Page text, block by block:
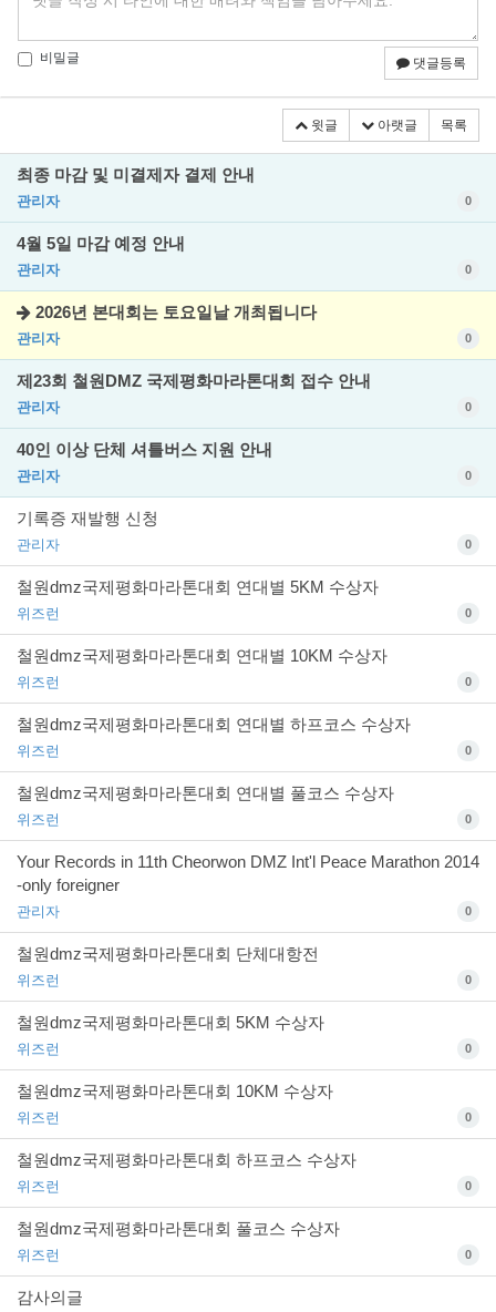
비밀글 댓글등록
윗글 아랫글 목록
최종 마감 및 미결제자 결제 안내
관리자 0
4월 5일 마감 예정 안내
관리자 0
2026년 본대회는 토요일날 개최됩니다
관리자 0
제23회 철원DMZ 국제평화마라톤대회 접수 안내
관리자 0
40인 이상 단체 셔틀버스 지원 안내
관리자 0
기록증 재발행 신청
관리자 0
철원dmz국제평화마라톤대회 연대별 5KM 수상자
위즈런 0
철원dmz국제평화마라톤대회 연대별 10KM 수상자
위즈런 0
철원dmz국제평화마라톤대회 연대별 하프코스 수상자
위즈런 0
철원dmz국제평화마라톤대회 연대별 풀코스 수상자
위즈런 0
Your Records in 11th Cheorwon DMZ Int'l Peace Marathon 2014
-only foreigner
관리자 0
철원dmz국제평화마라톤대회 단체대항전
위즈런 0
철원dmz국제평화마라톤대회 5KM 수상자
위즈런 0
철원dmz국제평화마라톤대회 10KM 수상자
위즈런 0
철원dmz국제평화마라톤대회 하프코스 수상자
위즈런 0
철원dmz국제평화마라톤대회 풀코스 수상자
위즈런 0
감사의글